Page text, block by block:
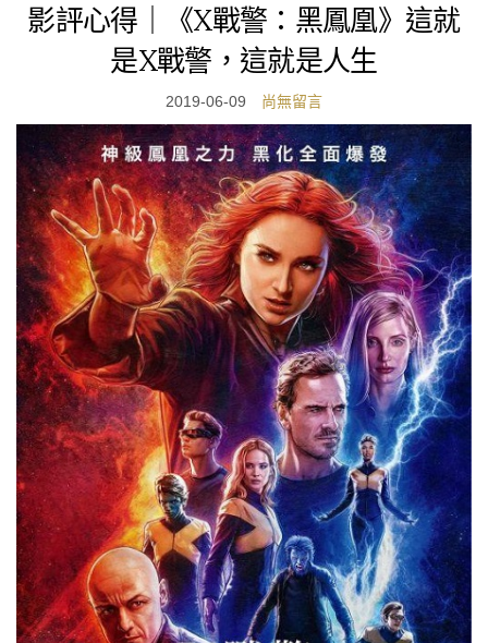
影評心得｜《X戰警：黑鳳凰》這就
是X戰警，這就是人生
2019-06-09 尚無留言